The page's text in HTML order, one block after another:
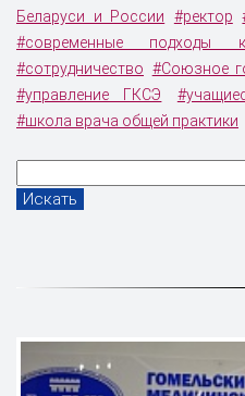
Беларуси и России
#ректор
#современные подходы
#сотрудничество #Союзное
#управление ГКСЭ
#школа врача общей практики